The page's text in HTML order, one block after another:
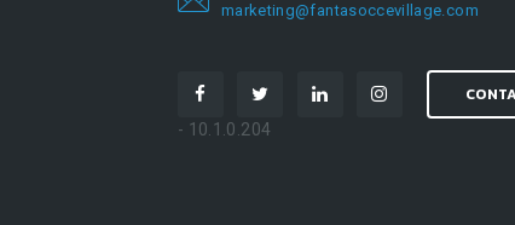
marketing@fantasoccevillage.com
- 10.1.0.204